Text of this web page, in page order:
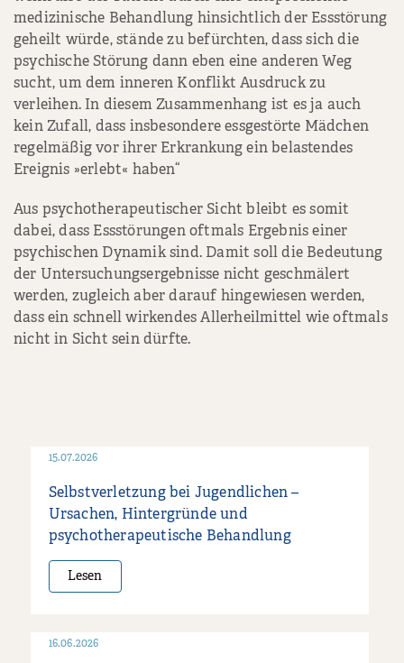
medizinische Behandlung hinsichtlich der Essstörung
geheilt würde, stände zu befürchten, dass sich die
psychische Störung dann eben eine anderen Weg
sucht, um dem inneren Konflikt Ausdruck zu
verleihen. In diesem Zusammenhang ist es ja auch
kein Zufall, dass insbesondere essgestörte Mädchen
regelmäßig vor ihrer Erkrankung ein belastendes
Ereignis »erlebt« haben“
Aus psychotherapeutischer Sicht bleibt es somit
dabei, dass Essstörungen oftmals Ergebnis einer
psychischen Dynamik sind. Damit soll die Bedeutung
der Untersuchungsergebnisse nicht geschmälert
werden, zugleich aber darauf hingewiesen werden,
dass ein schnell wirkendes Allerheilmittel wie oftmals
nicht in Sicht sein dürfte.
15.07.2026
Selbstverletzung bei Jugendlichen –
Ursachen, Hintergründe und
psychotherapeutische Behandlung
Lesen
16.06.2026